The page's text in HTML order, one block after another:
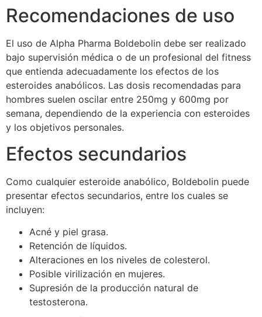
Recomendaciones de uso
El uso de Alpha Pharma Boldebolin debe ser realizado
bajo supervisión médica o de un profesional del fitness
que entienda adecuadamente los efectos de los
esteroides anabólicos. Las dosis recomendadas para
hombres suelen oscilar entre 250mg y 600mg por
semana, dependiendo de la experiencia con esteroides
y los objetivos personales.
Efectos secundarios
Como cualquier esteroide anabólico, Boldebolin puede
presentar efectos secundarios, entre los cuales se
incluyen:
Acné y piel grasa.
Retención de líquidos.
Alteraciones en los niveles de colesterol.
Posible virilización en mujeres.
Supresión de la producción natural de
testosterona.